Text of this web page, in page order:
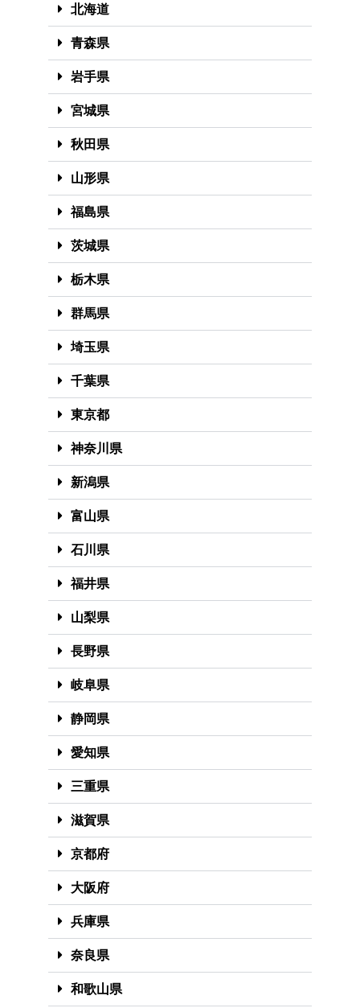
北海道
青森県
岩手県
宮城県
秋田県
山形県
福島県
茨城県
栃木県
群馬県
埼玉県
千葉県
東京都
神奈川県
新潟県
富山県
石川県
福井県
山梨県
長野県
岐阜県
静岡県
愛知県
三重県
滋賀県
京都府
大阪府
兵庫県
奈良県
和歌山県